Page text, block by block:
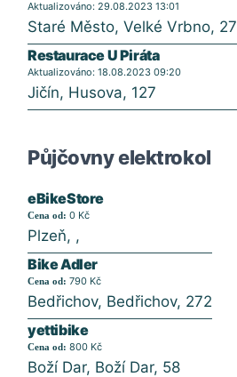
Aktualizováno: 29.08.2023 13:01
Staré Město, Velké Vrbno, 27
Restaurace U Piráta
Aktualizováno: 18.08.2023 09:20
Jičín, Husova, 127
Půjčovny elektrokol
eBikeStore
Cena od: 0 Kč
Plzeň, ,
Bike Adler
Cena od: 790 Kč
Bedřichov, Bedřichov, 272
yettibike
Cena od: 800 Kč
Boží Dar, Boží Dar, 58